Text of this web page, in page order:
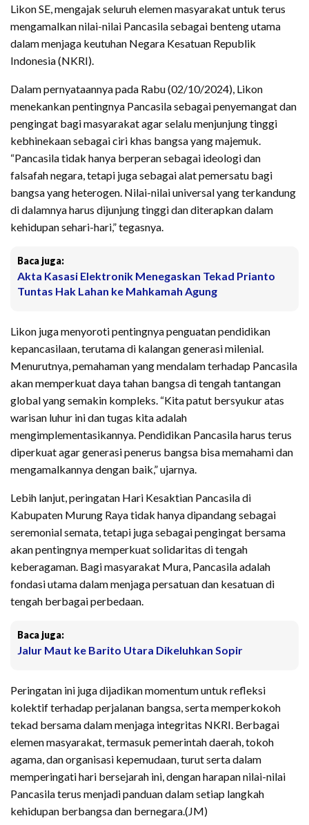
Likon SE, mengajak seluruh elemen masyarakat untuk terus
mengamalkan nilai-nilai Pancasila sebagai benteng utama
dalam menjaga keutuhan Negara Kesatuan Republik
Indonesia (NKRI).
Dalam pernyataannya pada Rabu (02/10/2024), Likon
menekankan pentingnya Pancasila sebagai penyemangat dan
pengingat bagi masyarakat agar selalu menjunjung tinggi
kebhinekaan sebagai ciri khas bangsa yang majemuk.
“Pancasila tidak hanya berperan sebagai ideologi dan
falsafah negara, tetapi juga sebagai alat pemersatu bagi
bangsa yang heterogen. Nilai-nilai universal yang terkandung
di dalamnya harus dijunjung tinggi dan diterapkan dalam
kehidupan sehari-hari,” tegasnya.
Baca juga:
Akta Kasasi Elektronik Menegaskan Tekad Prianto
Tuntas Hak Lahan ke Mahkamah Agung
Likon juga menyoroti pentingnya penguatan pendidikan
kepancasilaan, terutama di kalangan generasi milenial.
Menurutnya, pemahaman yang mendalam terhadap Pancasila
akan memperkuat daya tahan bangsa di tengah tantangan
global yang semakin kompleks. “Kita patut bersyukur atas
warisan luhur ini dan tugas kita adalah
mengimplementasikannya. Pendidikan Pancasila harus terus
diperkuat agar generasi penerus bangsa bisa memahami dan
mengamalkannya dengan baik,” ujarnya.
Lebih lanjut, peringatan Hari Kesaktian Pancasila di
Kabupaten Murung Raya tidak hanya dipandang sebagai
seremonial semata, tetapi juga sebagai pengingat bersama
akan pentingnya memperkuat solidaritas di tengah
keberagaman. Bagi masyarakat Mura, Pancasila adalah
fondasi utama dalam menjaga persatuan dan kesatuan di
tengah berbagai perbedaan.
Baca juga:
Jalur Maut ke Barito Utara Dikeluhkan Sopir
Peringatan ini juga dijadikan momentum untuk refleksi
kolektif terhadap perjalanan bangsa, serta memperkokoh
tekad bersama dalam menjaga integritas NKRI. Berbagai
elemen masyarakat, termasuk pemerintah daerah, tokoh
agama, dan organisasi kepemudaan, turut serta dalam
memperingati hari bersejarah ini, dengan harapan nilai-nilai
Pancasila terus menjadi panduan dalam setiap langkah
kehidupan berbangsa dan bernegara.(JM)